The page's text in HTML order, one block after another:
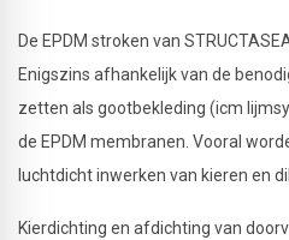
De EPDM stroken van
Enigszins afhankelijk van de
zetten als gootbekleding (icm
de EPDM membranen. Vooral
luchtdicht inwerken van kieren en
Kierdichting en afdichting van